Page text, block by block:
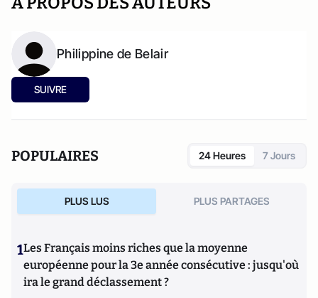
Philippine de Belair
SUIVRE
POPULAIRES 24 Heures 7 Jours
PLUS LUS PLUS PARTAGES
1Les Français moins riches que la moyenne
européenne pour la 3e année consécutive : jusqu'où
ira le grand déclassement ?